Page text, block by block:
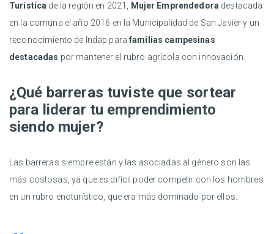
Turística de la región en 2021, Mujer Emprendedora destacada
en la comuna el año 2016 en la Municipalidad de San Javier y un
reconocimiento de Indap parafamilias campesinas
destacadas por mantener el rubro agrícola con innovación.
¿Qué barreras tuviste que sortear
para liderar tu emprendimiento
siendo mujer?
Las barreras siempre están y las asociadas al género son las
más costosas, ya que es difícil poder competir con los hombres
en un rubro enoturístico, que era más dominado por ellos.